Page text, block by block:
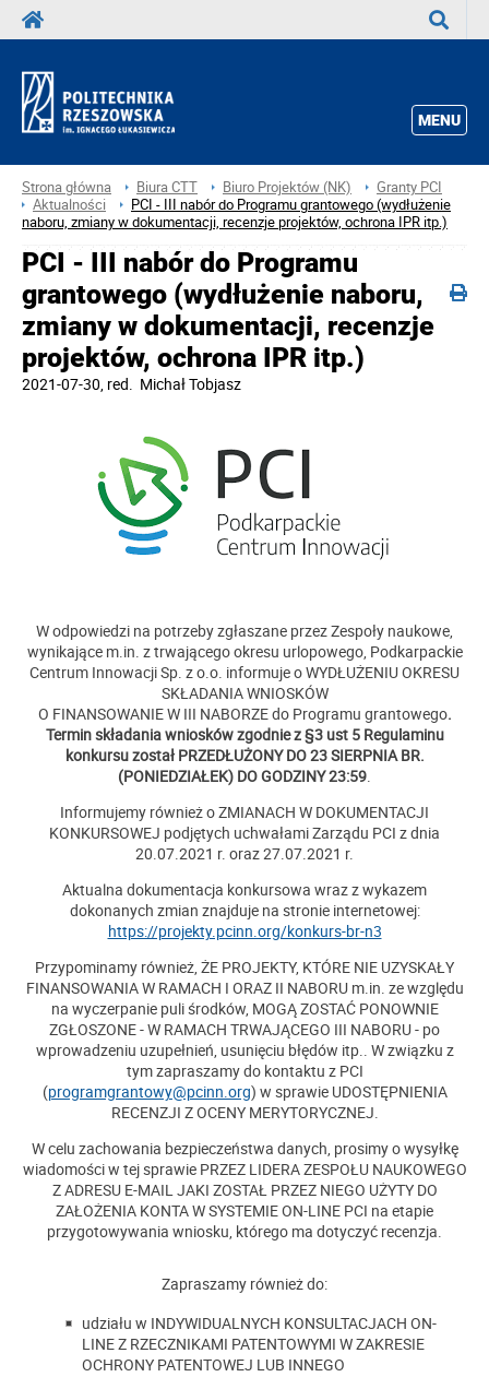
MENU
Strona główna Biura CTT Biuro Projektów (NK)
Granty PCI
Aktualności
PCI - III nabór do Programu grantowego (wydłużenie
naboru, zmiany w dokumentacji, recenzje projektów, ochrona IPR itp.)
PCI - III nabór do Programu
grantowego (wydłużenie naboru,
zmiany w dokumentacji, recenzje
projektów, ochrona IPR itp.)
2021-07-30, red. Michał Tobjasz
W odpowiedzi na potrzeby zgłaszane przez Zespoły naukowe,
wynikające m.in. z trwającego okresu urlopowego, Podkarpackie
Centrum Innowacji Sp. z o.o. informuje o WYDŁUŻENIU OKRESU
SKŁADANIA WNIOSKÓW
O FINANSOWANIE W III NABORZE do Programu grantowego.
Termin składania wniosków zgodnie z §3 ust 5 Regulaminu
konkursu został PRZEDŁUŻONY DO 23 SIERPNIA BR.
(PONIEDZIAŁEK) DO GODZINY 23:59.
Informujemy również o ZMIANACH W DOKUMENTACJI
KONKURSOWEJ podjętych uchwałami Zarządu PCI z dnia
20.07.2021 r. oraz 27.07.2021 r.
Aktualna dokumentacja konkursowa wraz z wykazem
dokonanych zmian znajduje na stronie internetowej:
https://projekty.pcinn.org/konkurs-br-n3
Przypominamy również, ŻE PROJEKTY, KTÓRE NIE UZYSKAŁY
FINANSOWANIA W RAMACH I ORAZ II NABORU m.in. ze względu
na wyczerpanie puli środków, MOGĄ ZOSTAĆ PONOWNIE
ZGŁOSZONE - W RAMACH TRWAJĄCEGO III NABORU - po
wprowadzeniu uzupełnień, usunięciu błędów itp.. W związku z
tym zapraszamy do kontaktu z PCI
(programgrantowy@pcinn.org) w sprawie UDOSTĘPNIENIA
RECENZJI Z OCENY MERYTORYCZNEJ.
W celu zachowania bezpieczeństwa danych, prosimy o wysyłkę
wiadomości w tej sprawie PRZEZ LIDERA ZESPOŁU NAUKOWEGO
Z ADRESU E-MAIL JAKI ZOSTAŁ PRZEZ NIEGO UŻYTY DO
ZAŁOŻENIA KONTA W SYSTEMIE ON-LINE PCI na etapie
przygotowywania wniosku, którego ma dotyczyć recenzja.
Zapraszamy również do:
udziału w INDYWIDUALNYCH KONSULTACJACH ON-
LINE Z RZECZNIKAMI PATENTOWYMI W ZAKRESIE
OCHRONY PATENTOWEJ LUB INNEGO